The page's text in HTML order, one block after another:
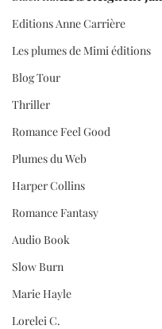
Editions Anne Carrière
Les plumes de Mimi éditions
Blog Tour
Thriller
Romance Feel Good
Plumes du Web
Harper Collins
Romance Fantasy
Audio Book
Slow Burn
Marie Hayle
Lorelei C.